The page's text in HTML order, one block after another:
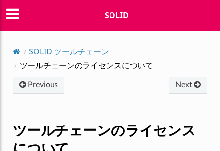
SOLID
SOLID ツールチェーン
ツールチェーンのライセンスについて
Previous Next
ツールチェーンのライセンス